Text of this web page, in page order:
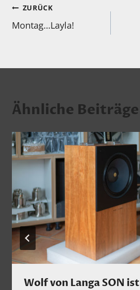
Beitragsnavigation
ZURÜCK
Montag…Layla!
Ähnliche Beiträge
Wolf von Langa SON ist